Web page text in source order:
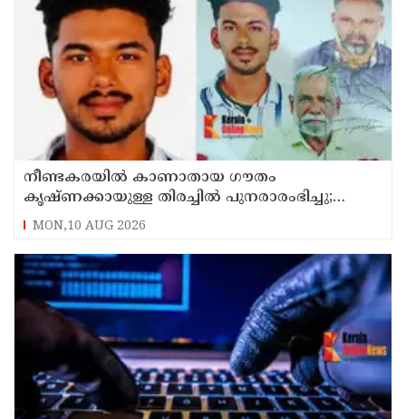
നീണ്ടകരയില്‍ കാണാതായ ഗൗതം
കൃഷ്ണക്കായുള്ള തിരച്ചില്‍ പുനരാരംഭിച്ചു;
നേവിയുടെ ഐഎന്‍എസ് കല്‍പ്പേനി തീരത്ത്
MON,10 AUG 2026